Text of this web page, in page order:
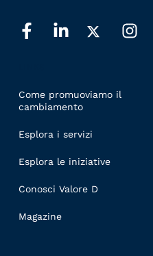
Come promuoviamo il
cambiamento
Esplora i servizi
Esplora le iniziative
Conosci Valore D
Magazine